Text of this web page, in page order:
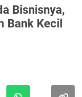
Bisnisnya,
Bank Kecil